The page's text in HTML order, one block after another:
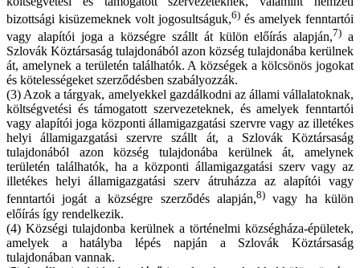
bizottsági kisüzemeknek volt jogosultságuk,6) és amelyek fenntartói
vagy alapítói joga a községre szállt át külön előírás alapján,7) a
Szlovák Köztársaság tulajdonából azon község tulajdonába kerülnek
át, amelynek a területén találhatók. A községek a kölcsönös jogokat
és kötelességeket szerződésben szabályozzák.
(3) Azok a tárgyak, amelyekkel gazdálkodni az állami vállalatoknak,
költségvetési és támogatott szervezeteknek, és amelyek fenntartói
vagy alapítói joga központi államigazgatási szervre vagy az illetékes
helyi államigazgatási szervre szállt át, a Szlovák Köztársaság
tulajdonából azon község tulajdonába kerülnek át, amelynek
területén találhatók, ha a központi államigazgatási szerv vagy az
illetékes helyi államigazgatási szerv átruházza az alapítói vagy
fenntartói jogát a községre szerződés alapján,8)vagy ha külön
előírás így rendelkezik.
(4) Községi tulajdonba kerülnek a történelmi községháza-épületek,
amelyek a hatályba lépés napján a Szlovák Köztársaság
tulajdonában vannak.